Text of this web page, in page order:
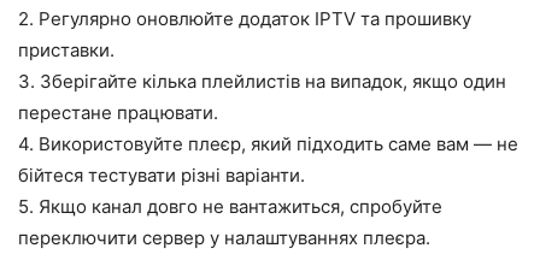
2. Регулярно оновлюйте додаток IPTV та прошивку
приставки.
3. Зберігайте кілька плейлистів на випадок, якщо один
перестане працювати.
4. Використовуйте плеєр, який підходить саме вам — не
бійтеся тестувати різні варіанти.
5. Якщо канал довго не вантажиться, спробуйте
переключити сервер у налаштуваннях плеєра.